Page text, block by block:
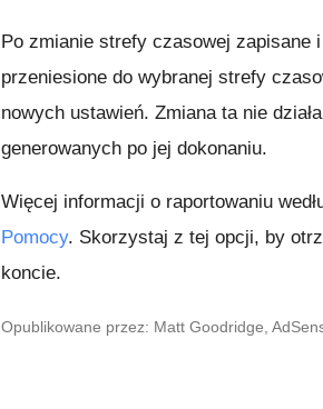
Po zmianie strefy czasowej zapisane
przeniesione do wybranej strefy
nowych ustawień. Zmiana ta nie
generowanych po jej dokonaniu.
Więcej informacji o raportowaniu
Pomocy. Skorzystaj z tej opcji, by
koncie.
Opublikowane przez: Matt Goodridge,